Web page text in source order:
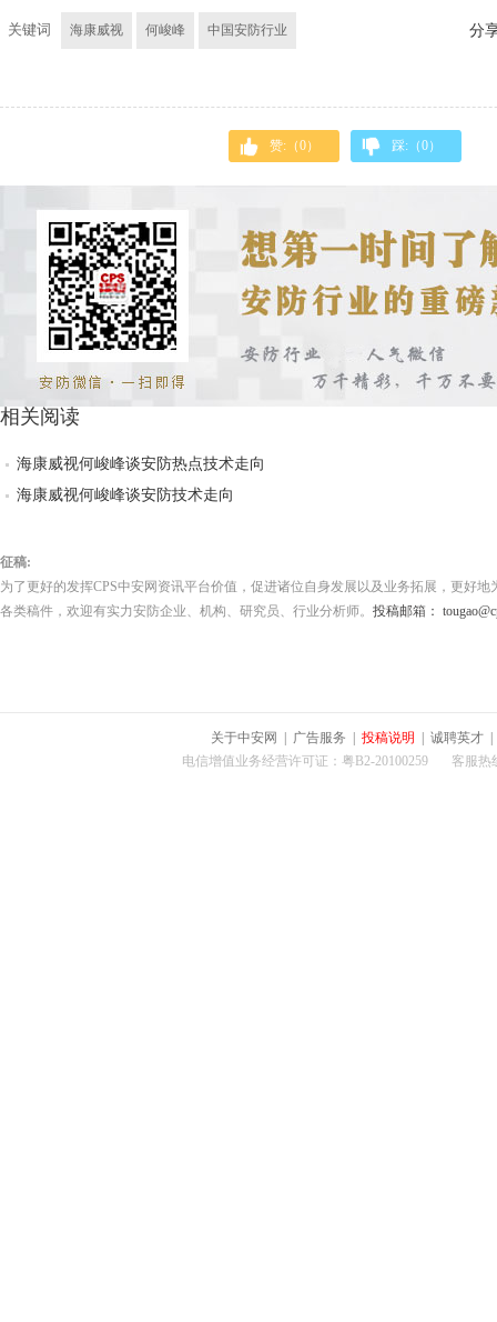
关键词 海康威视 何峻峰 中国安防行业 分
赞:（0） 踩:（0）
相关阅读
海康威视何峻峰谈安防热点技术走向
海康威视何峻峰谈安防技术走向
征稿:
为了更好的发挥CPS中安网资讯平台价值，促进诸位自身发展以及业务拓展，更好
各类稿件，欢迎有实力安防企业、机构、研究员、行业分析师。 投稿邮箱：
关于中安网 广告服务 投稿说明 诚聘英才
电信增值业务经营许可证：粤B2-20100259 客服